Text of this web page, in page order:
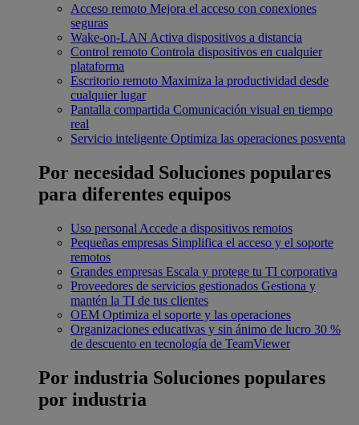
Acceso remoto Mejora el acceso con conexiones
seguras
Wake-on-LAN Activa dispositivos a distancia
Control remoto Controla dispositivos en cualquier
plataforma
Escritorio remoto Maximiza la productividad desde
cualquier lugar
Pantalla compartida Comunicación visual en tiempo
real
Servicio inteligente Optimiza las operaciones posventa
Por necesidad Soluciones populares
para diferentes equipos
Uso personal Accede a dispositivos remotos
Pequeñas empresas Simplifica el acceso y el soporte
remotos
Grandes empresas Escala y protege tu TI corporativa
Proveedores de servicios gestionados Gestiona y
mantén la TI de tus clientes
OEM Optimiza el soporte y las operaciones
Organizaciones educativas y sin ánimo de lucro 30 %
de descuento en tecnología de TeamViewer
Por industria Soluciones populares
por industria